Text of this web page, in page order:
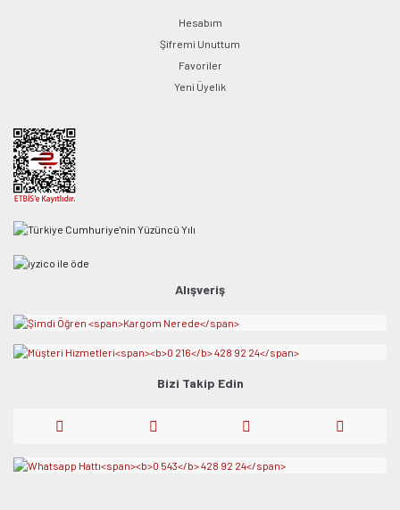
Hesabım
Şifremi Unuttum
Favoriler
Yeni Üyelik
Alışveriş
Bizi Takip Edin